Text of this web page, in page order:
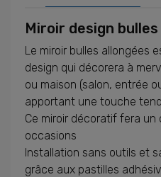
Miroir design
Le miroir bulles allongées
design qui décorera à
ou maison (salon, entrée
apportant une touche
Ce miroir décoratif fera
occasions
Installation sans outils et
grâce aux pastilles